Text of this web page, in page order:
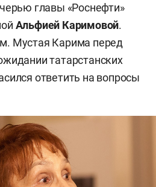
главы «Роснефти»
Альфией Каримовой.
Мустая Карима перед
татарстанских
ответить на вопросы